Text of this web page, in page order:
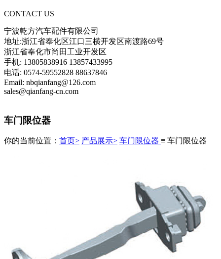
CONTACT US
宁波乾方汽车配件有限公司
地址:浙江省奉化区江口三横开发区南渡路69号
浙江省奉化市尚田工业开发区
手机: 13805838916 13857433995
电话: 0574-59552828 88637846
Email: nbqianfang@126.com
sales@qianfang-cn.com
车门限位器
你的当前位置： 首页> 产品展示> 车门限位器 ≡ 车门限位器